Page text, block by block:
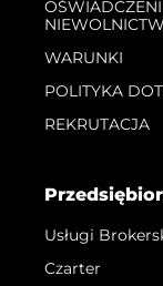
WARUNKI
POLITYKA
REKRUTACJA
Usługi
Czarter